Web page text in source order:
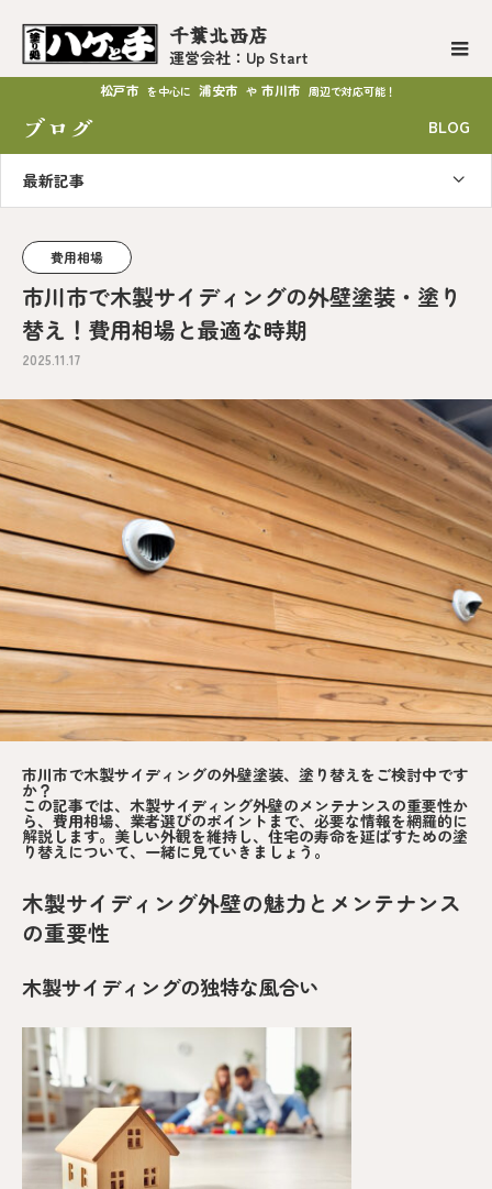
千葉北西店
運営会社：Up Start
松戸市 を中心に 浦安市 や 市川市 周辺で対応可能！
ブログ BLOG
最新記事
費用相場
市川市で木製サイディングの外壁塗装・塗り
替え！費用相場と最適な時期
2025.11.17
市川市で木製サイディングの外壁塗装、塗り替えをご検討中です
か？
この記事では、木製サイディング外壁のメンテナンスの重要性か
ら、費用相場、業者選びのポイントまで、必要な情報を網羅的に
解説します。美しい外観を維持し、住宅の寿命を延ばすための塗
り替えについて、一緒に見ていきましょう。
木製サイディング外壁の魅力とメンテナンス
の重要性
木製サイディングの独特な風合い